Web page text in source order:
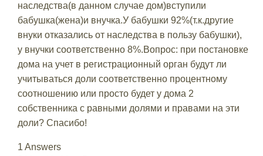
наследства(в данном случае дом)вступили
бабушка(жена)и внучка.У бабушки 92%(т.к.другие
внуки отказались от наследства в пользу бабушки),
у внучки соответственно 8%.Вопрос: при постановке
дома на учет в регистрационный орган будут ли
учитываться доли соответственно процентному
соотношению или просто будет у дома 2
собственника с равными долями и правами на эти
доли? Спасибо!
1 Answers